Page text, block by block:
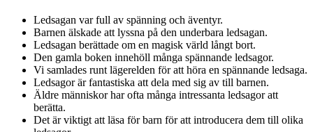
Ledsagan var full av spänning och äventyr.
Barnen älskade att lyssna på den underbara ledsagan.
Ledsagan berättade om en magisk värld långt bort.
Den gamla boken innehöll många spännande ledsagor.
Vi samlades runt lägerelden för att höra en spännande ledsaga.
Ledsagor är fantastiska att dela med sig av till barnen.
Äldre människor har ofta många intressanta ledsagor att
berätta.
Det är viktigt att läsa för barn för att introducera dem till olika